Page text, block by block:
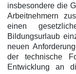
insbesondere die
Arbeitnehmern
einen
Bildungsurlaub
neuen
der technische
Entwicklung an